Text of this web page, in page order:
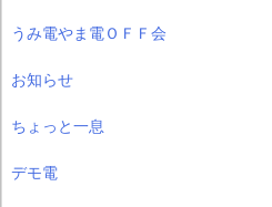
うみ電やま電ＯＦＦ会
お知らせ
ちょっと一息
デモ電